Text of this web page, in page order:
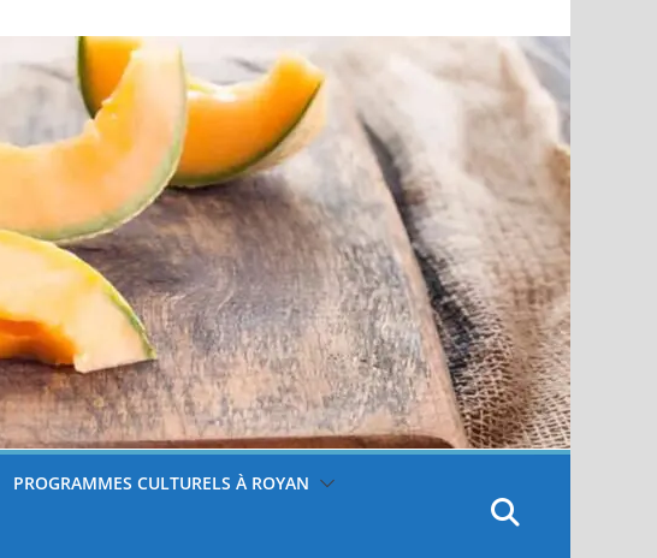
PROGRAMMES CULTURELS À ROYAN